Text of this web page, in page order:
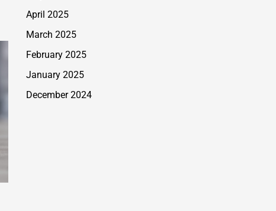
April 2025
March 2025
February 2025
January 2025
December 2024